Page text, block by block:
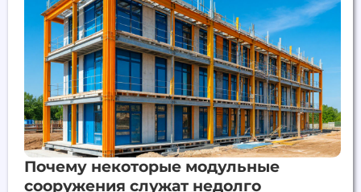
Почему некоторые модульные
сооружения служат недолго